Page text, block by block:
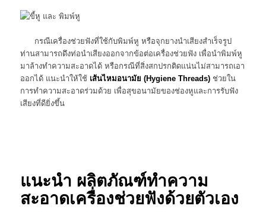
กรณีเครื่องช่วยฟังที่ใช้กับพิมพ์หู หรือจุกยางนำเสียงสำเร็จรูป
ท่านสามารถดึงท่อนำเสียงออกจากข้อต่อเครื่องช่วยฟัง เพื่อนำพิมพ์หู
มาล้างทำความสะอาดได้ หรือกรณีที่สิ่งสกปรกติดแน่นไม่สามารถเอา
ออกได้ แนะนำให้ใช้ เส้นไหมอนามัย (Hygiene Threads) ช่วยใน
การทำความสะอาดร่วมด้วย เพื่อสุขอนามัยของช่องหูและการรับฟัง
เสียงที่ดียิ่งขึ้น
แนะนำ ผลิตภัณฑ์ทำความ
สะอาดเครื่องช่วยฟังด้วยตัวเอง